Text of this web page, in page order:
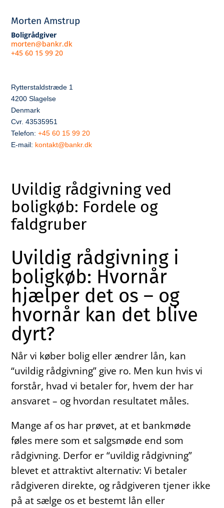
Morten Amstrup
Boligrådgiver
morten@bankr.dk
+45 60 15 99 20
Rytterstaldstræde 1
4200 Slagelse
Denmark
Cvr. 43535951
Telefon:+45 60 15 99 20
E-mail: kontakt@bankr.dk
Uvildig rådgivning ved
boligkøb: Fordele og
faldgruber
Uvildig rådgivning i
boligkøb: Hvornår
hjælper det os – og
hvornår kan det blive
dyrt?
Når vi køber bolig eller ændrer lån, kan
“uvildig rådgivning” give ro. Men kun hvis vi
forstår, hvad vi betaler for, hvem der har
ansvaret – og hvordan resultatet måles.
Mange af os har prøvet, at et bankmøde
føles mere som et salgsmøde end som
rådgivning. Derfor er “uvildig rådgivning”
blevet et attraktivt alternativ: Vi betaler
rådgiveren direkte, og rådgiveren tjener ikke
på at sælge os et bestemt lån eller